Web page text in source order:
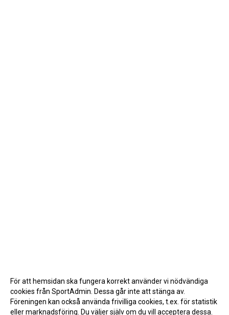
För att hemsidan ska fungera korrekt använder vi nödvändiga
cookies från SportAdmin. Dessa går inte att stänga av.
Föreningen kan också använda frivilliga cookies, t.ex. för statistik
eller marknadsföring. Du väljer själv om du vill acceptera dessa.